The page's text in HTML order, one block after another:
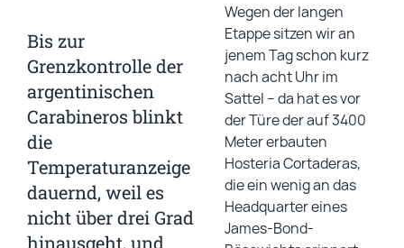
Bis zur
Grenzkontrolle der
argentinischen
Carabineros blinkt
die
Temperaturanzeige
dauernd, weil es
nicht über drei Grad
hinausgeht, und
Wegen der langen
Etappe sitzen wir an
jenem Tag schon kurz
nach acht Uhr im
Sattel – da hat es vor
der Türe der auf 3400
Meter erbauten
Hosteria Cortaderas,
die ein wenig an das
Headquarter eines
James-Bond-